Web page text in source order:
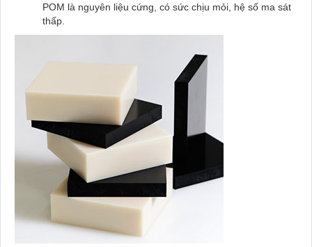
POM là nguyên liệu cứng, có sức chịu mỏi, hệ số ma sát
thấp.